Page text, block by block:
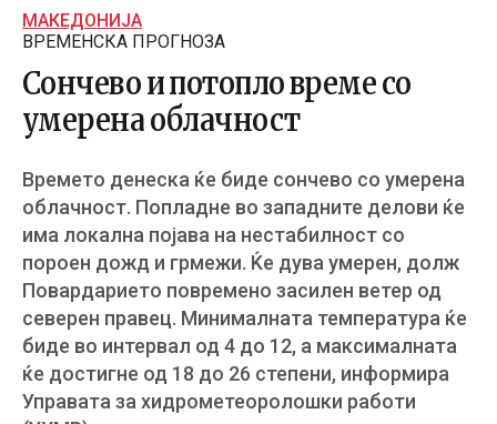
МАКЕДОНИЈА
ВРЕМЕНСКА ПРОГНОЗА
Сончево и потопло време со
умерена облачност
Времето денеска ќе биде сончево со умерена
облачност. Попладне во западните делови ќе
има локална појава на нестабилност со
пороен дожд и грмежи. Ќе дува умерен, долж
Повардарието повремено засилен ветер од
северен правец. Минималната температура ќе
биде во интервал од 4 до 12, а максималната
ќе достигне од 18 до 26 степени, информира
Управата за хидрометеоролошки работи